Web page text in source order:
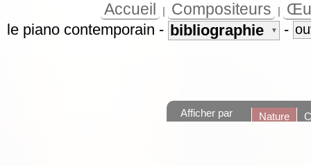
Accueil Compositeurs
Afficher par Nature
le piano contemporain - bibliographie ▼ -